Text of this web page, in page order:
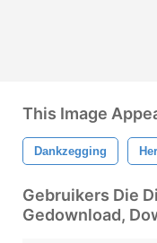
This Image
Dankzegging
Gebruikers Die
Gedownload,